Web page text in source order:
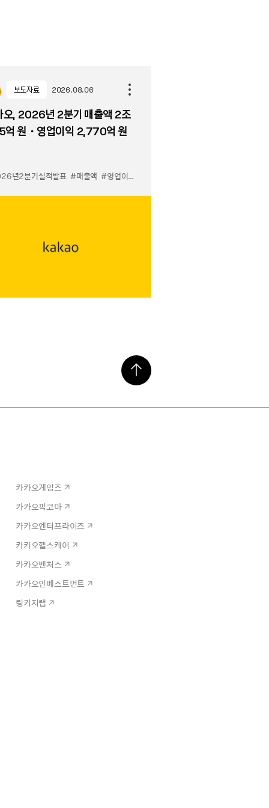
보도자료 2026.08.06
오, 2026년 2분기 매출액 2조
원・영업이익 2,770억 원
년2분기실적발표 #매출액 #영업이익
카카오게임즈
카카오픽코마
카카오엔터프라이즈
카카오헬스케어
카카오벤처스
카카오인베스트먼트
링키지랩